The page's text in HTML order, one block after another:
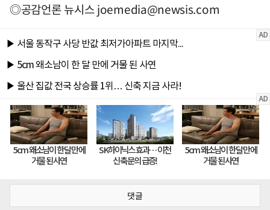
◎공감언론 뉴시스joemedia@newsis.com
댓글